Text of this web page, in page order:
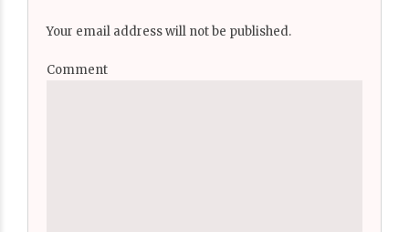
Your email address will not be published.
Comment